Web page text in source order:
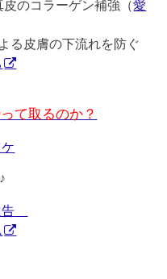
のコラーゲン補強（愛
る皮膚の下流れを防ぐ
て取るのか？
告